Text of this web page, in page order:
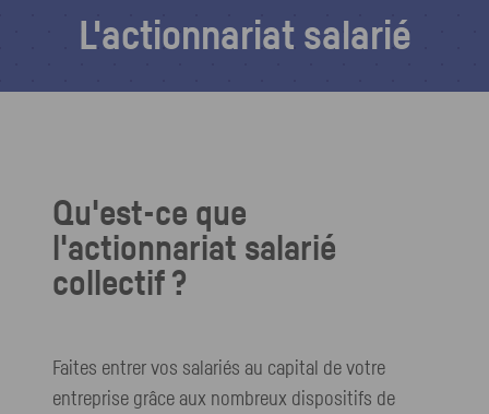
L'actionnariat salarié
Qu'est-ce que
l'actionnariat salarié
collectif ?
Faites entrer vos salariés au capital de votre
entreprise grâce aux nombreux dispositifs de